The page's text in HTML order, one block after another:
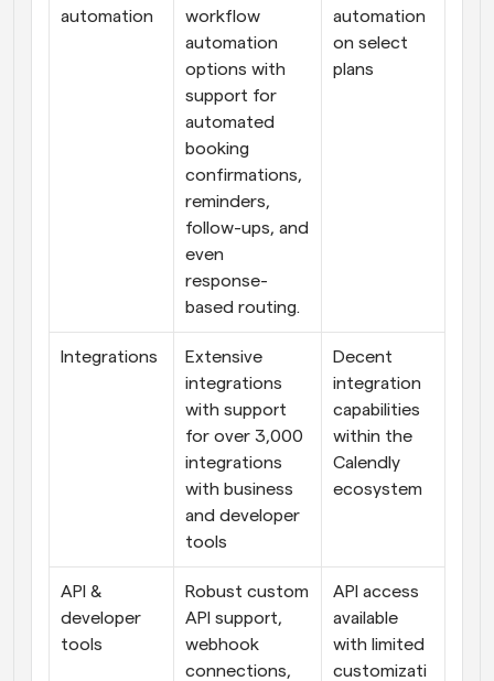
automation
workflow
automation
options with
support for
automated
booking
confirmations,
reminders,
follow-ups, and
even
response-
based routing.
automation
on select
plans
Integrations
Extensive
integrations
with support
for over 3,000
integrations
with business
and developer
tools
Decent
integration
capabilities
within the
Calendly
ecosystem
API &
developer
tools
Robust custom
API support,
webhook
connections,
API access
available
with limited
customizati